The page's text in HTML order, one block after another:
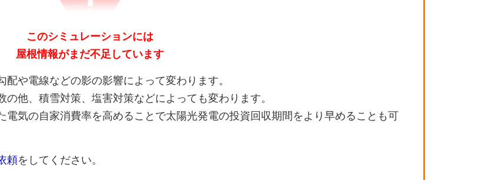
このシミュレーションには
屋根情報がまだ不足しています
や電線などの影の影響によって変わります。
他、積雪対策、塩害対策などによっても変わります。
電気の自家消費率を高めることで太陽光発電の投資回収期間をより早めることも可
頼をしてください。